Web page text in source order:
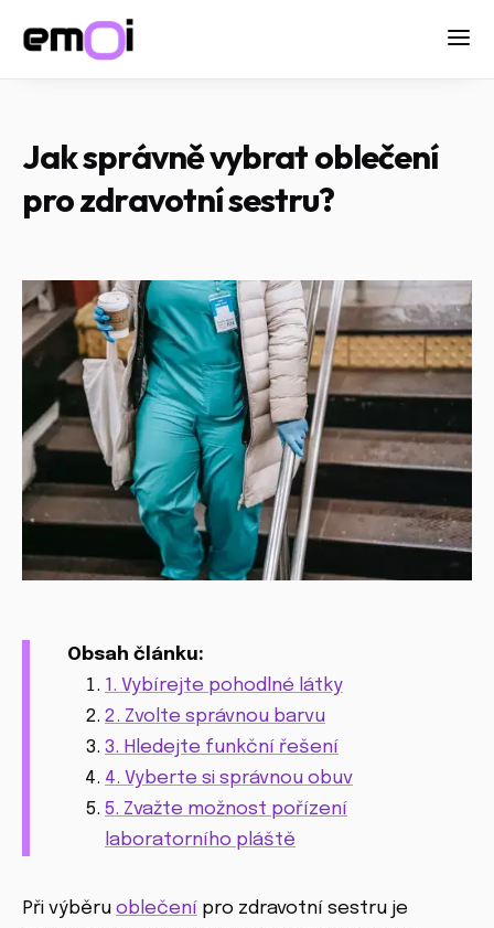
Jak správně vybrat oblečení
pro zdravotní sestru?
Obsah článku:
1. Vybírejte pohodlné látky
2. Zvolte správnou barvu
3. Hledejte funkční řešení
4. Vyberte si správnou obuv
5. Zvažte možnost pořízení
laboratorního pláště
Při výběru oblečení pro zdravotní sestru je